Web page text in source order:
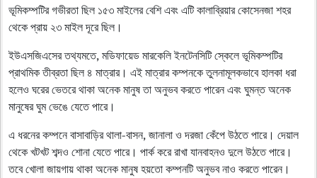
ভূমিকম্পটির গভীরতা ছিল ১৫৩ মাইলের বেশি এবং এটি কালাব্রিয়ার কোসেনজা শহর
থেকে প্রায় ২৩ মাইল দূরে ছিল।
ইউএসজিএসের তথ্যমতে, মডিফায়েড মারকেলি ইনটেনসিটি স্কেলে ভূমিকম্পটির
প্রাথমিক তীব্রতা ছিল ৪ মাত্রার। এই মাত্রার কম্পনকে তুলনামূলকভাবে হালকা ধরা
হলেও ঘরের ভেতরে থাকা অনেক মানুষ তা অনুভব করতে পারেন এবং ঘুমন্ত অনেক
মানুষের ঘুম ভেঙে যেতে পারে।
এ ধরনের কম্পনে বাসাবাড়ির থালা-বাসন, জানালা ও দরজা কেঁপে উঠতে পারে। দেয়াল
থেকে খটখট শব্দও শোনা যেতে পারে। পার্ক করে রাখা যানবাহনও দুলে উঠতে পারে।
তবে খোলা জায়গায় থাকা অনেক মানুষ হয়তো কম্পনটি অনুভব নাও করতে পারেন।